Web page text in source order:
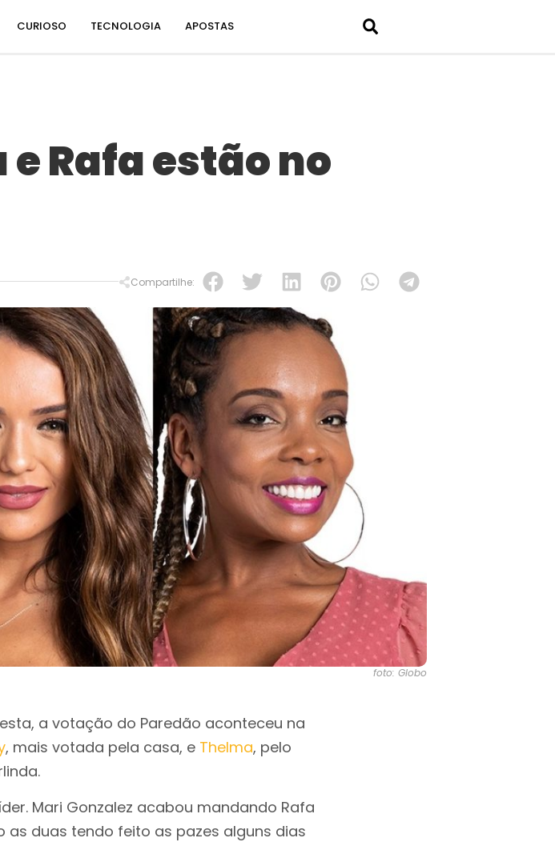
CURIOSO TECNOLOGIA APOSTAS
Rafa estão no
Compartilhe:
foto: Globo
a votação do Paredão aconteceu na
, mais votada pela casa, e Thelma, pelo
Mari Gonzalez acabou mandando Rafa
as duas tendo feito as pazes alguns dias